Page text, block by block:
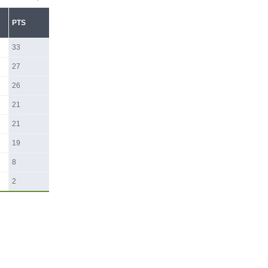
PTS
33
27
26
21
21
19
8
2